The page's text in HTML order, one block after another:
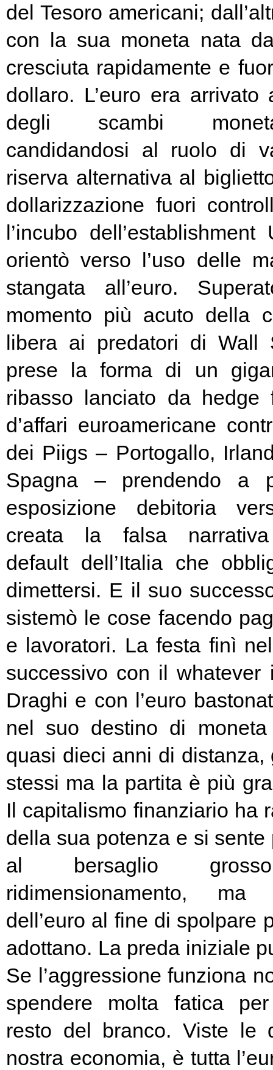
del Tesoro americani;
con la sua moneta nata
cresciuta rapidamente e
dollaro. L’euro era
degli scambi
candidandosi al ruolo di
riserva alternativa al
dollarizzazione fuori
l’incubo
orientò verso l’uso delle
stangata all’euro.
momento più acuto della
libera ai predatori di Wall
prese la forma di un
ribasso lanciato da hedge
d’affari euroamericane
dei Piigs – Portogallo,
Spagna – prendendo a
esposizione debitoria
creata la falsa narrativa
default dell’Italia che
dimettersi. E il suo
sistemò le cose facendo
e lavoratori. La festa finì
successivo con il whatever
Draghi e con l’euro
nel suo destino di
quasi dieci anni di
stessi ma la partita è più
Il capitalismo finanziario ha
della sua potenza e si sente
al bersaglio
ridimensionamento,
dell’euro al fine di spolpare
adottano. La preda iniziale
Se l’aggressione funziona
spendere molta fatica
resto del branco. Viste le
nostra economia, è tutta